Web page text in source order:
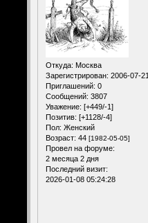
Откуда: Москва
Зарегистрирован: 2006-07-21
Приглашений: 0
Сообщений: 3807
Уважение: [+449/-1]
Позитив: [+1128/-4]
Пол: Женский
Возраст: 44 [1982-05-05]
Провел на форуме:
2 месяца 2 дня
Последний визит:
2026-01-08 05:24:28